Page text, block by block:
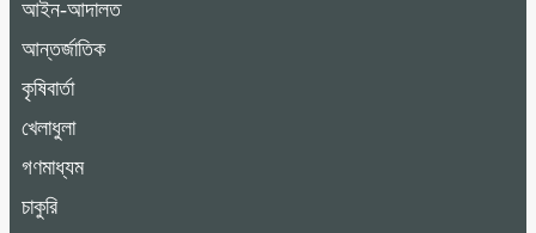
আইন-আদালত
আন্তর্জাতিক
কৃষিবার্তা
খেলাধুলা
গণমাধ্যম
চাকুরি